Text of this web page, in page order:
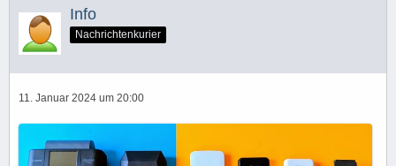
Info
Nachrichtenkurier
11. Januar 2024 um 20:00